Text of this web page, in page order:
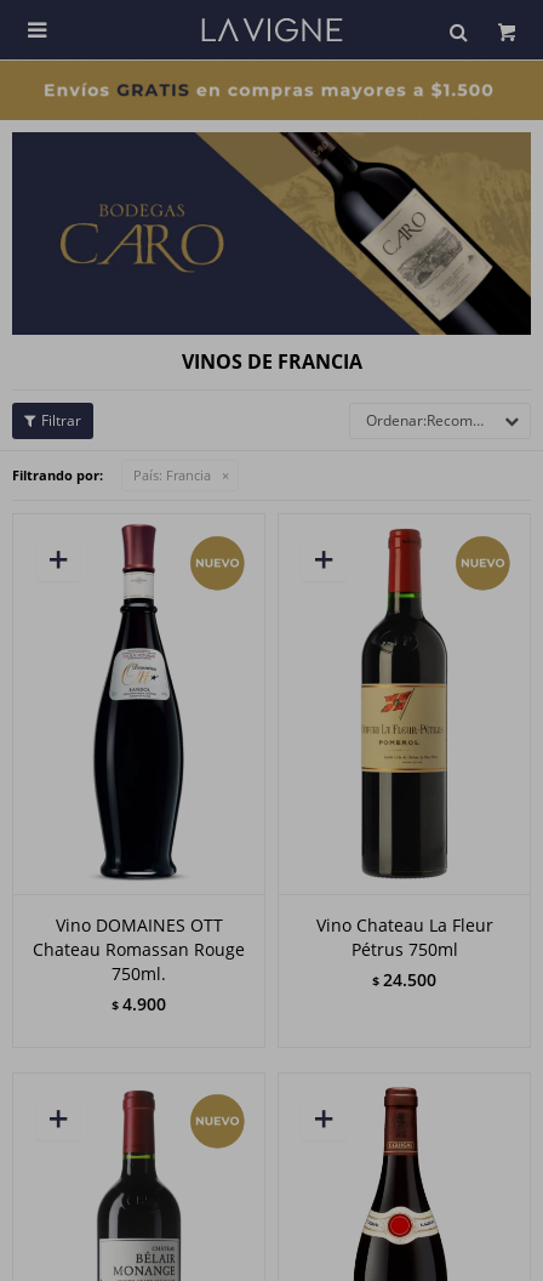

VINOS DE FRANCIA
Recomendados
Filtrando por: País: Francia
Vino DOMAINES OTT
Chateau Romassan Rouge
750ml.
$ 4.900
Vino Chateau La Fleur
Pétrus 750ml
$ 24.500